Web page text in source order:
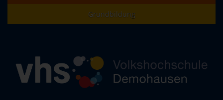
Grundbildung